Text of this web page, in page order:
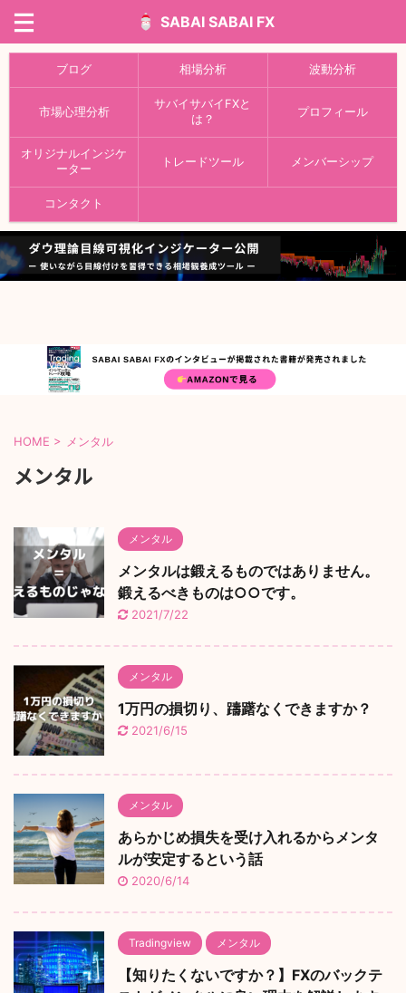
SABAI SABAI FX
ブログ 相場分析 波動分析
市場心理分析
サバイサバイFXと
は？
プロフィール
オリジナルインジケ
ーター
トレードツール メンバーシップ
コンタクト
HOME > メンタル
メンタル
メンタル
メンタルは鍛えるものではありません。
鍛えるべきものは○○です。
2021/7/22
メンタル
1万円の損切り、躊躇なくできますか？
2021/6/15
メンタル
あらかじめ損失を受け入れるからメンタ
ルが安定するという話
2020/6/14
Tradingview メンタル
【知りたくないですか？】FXのバックテ